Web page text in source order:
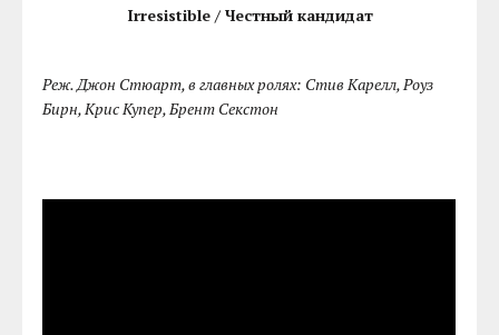
Irresistible / Честный кандидат
Реж. Джон Стюарт, в главных ролях: Стив Карелл, Роуз
Бирн, Крис Купер, Брент Секстон